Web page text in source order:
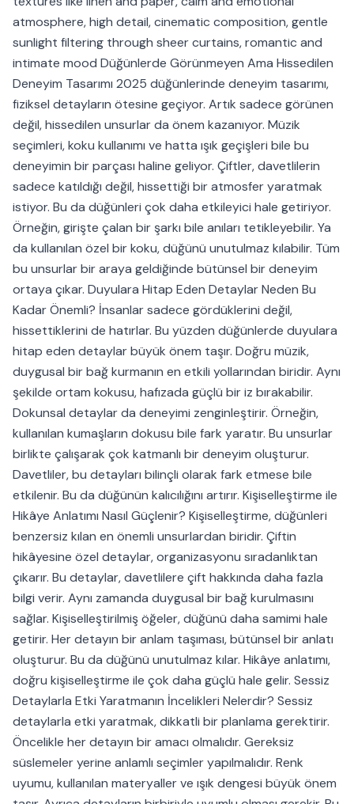
atmosphere, high detail, cinematic composition, gentle
sunlight filtering through sheer curtains, romantic and
intimate mood Düğünlerde Görünmeyen Ama Hissedilen
Deneyim Tasarımı 2025 düğünlerinde deneyim tasarımı,
fiziksel detayların ötesine geçiyor. Artık sadece görünen
değil, hissedilen unsurlar da önem kazanıyor. Müzik
seçimleri, koku kullanımı ve hatta ışık geçişleri bile bu
deneyimin bir parçası haline geliyor. Çiftler, davetlilerin
sadece katıldığı değil, hissettiği bir atmosfer yaratmak
istiyor. Bu da düğünleri çok daha etkileyici hale getiriyor.
Örneğin, girişte çalan bir şarkı bile anıları tetikleyebilir. Ya
da kullanılan özel bir koku, düğünü unutulmaz kılabilir. Tüm
bu unsurlar bir araya geldiğinde bütünsel bir deneyim
ortaya çıkar. Duyulara Hitap Eden Detaylar Neden Bu
Kadar Önemli? İnsanlar sadece gördüklerini değil,
hissettiklerini de hatırlar. Bu yüzden düğünlerde duyulara
hitap eden detaylar büyük önem taşır. Doğru müzik,
duygusal bir bağ kurmanın en etkili yollarından biridir. Aynı
şekilde ortam kokusu, hafızada güçlü bir iz bırakabilir.
Dokunsal detaylar da deneyimi zenginleştirir. Örneğin,
kullanılan kumaşların dokusu bile fark yaratır. Bu unsurlar
birlikte çalışarak çok katmanlı bir deneyim oluşturur.
Davetliler, bu detayları bilinçli olarak fark etmese bile
etkilenir. Bu da düğünün kalıcılığını artırır. Kişiselleştirme ile
Hikâye Anlatımı Nasıl Güçlenir? Kişiselleştirme, düğünleri
benzersiz kılan en önemli unsurlardan biridir. Çiftin
hikâyesine özel detaylar, organizasyonu sıradanlıktan
çıkarır. Bu detaylar, davetlilere çift hakkında daha fazla
bilgi verir. Aynı zamanda duygusal bir bağ kurulmasını
sağlar. Kişiselleştirilmiş öğeler, düğünü daha samimi hale
getirir. Her detayın bir anlam taşıması, bütünsel bir anlatı
oluşturur. Bu da düğünü unutulmaz kılar. Hikâye anlatımı,
doğru kişiselleştirme ile çok daha güçlü hale gelir. Sessiz
Detaylarla Etki Yaratmanın İncelikleri Nelerdir? Sessiz
detaylarla etki yaratmak, dikkatli bir planlama gerektirir.
Öncelikle her detayın bir amacı olmalıdır. Gereksiz
süslemeler yerine anlamlı seçimler yapılmalıdır. Renk
uyumu, kullanılan materyaller ve ışık dengesi büyük önem